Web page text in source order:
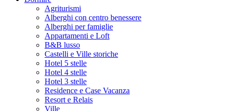
Agriturismi
Alberghi con centro benessere
Alberghi per famiglie
Appartamenti e Loft
B&B lusso
Castelli e Ville storiche
Hotel 5 stelle
Hotel 4 stelle
Hotel 3 stelle
Residence e Case Vacanza
Resort e Relais
Ville